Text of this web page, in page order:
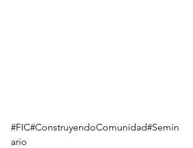
#FIC#ConstruyendoComunidad#Semin
ario